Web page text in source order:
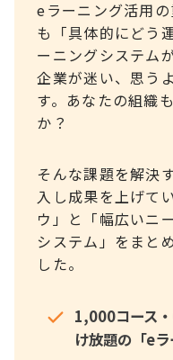
eラーニング活用
も「具体的にどう
ーニングシステム
企業が迷い、思う
す。あなたの組織
か？
そんな課題を解決
入し成果を上げて
ウ」と「幅広いニ
システム」をまと
した。
1,000コース
け放題の「e